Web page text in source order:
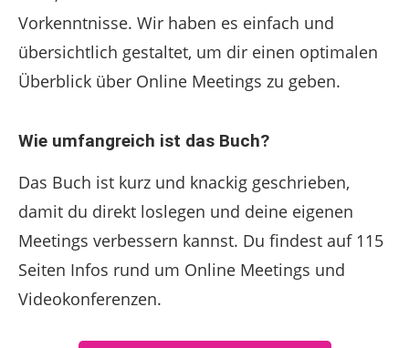
Vorkenntnisse. Wir haben es einfach und
übersichtlich gestaltet, um dir einen optimalen
Überblick über Online Meetings zu geben.
Wie umfangreich ist das Buch?
Das Buch ist kurz und knackig geschrieben,
damit du direkt loslegen und deine eigenen
Meetings verbessern kannst. Du findest auf 115
Seiten Infos rund um Online Meetings und
Videokonferenzen.